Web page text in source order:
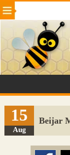
Beleza Cinema e
Internet Jogos
VeÃ­culos Adulto
Sugerir Link
Adicionar Blog
Colmeia Exchange
15
Aug
Beijar